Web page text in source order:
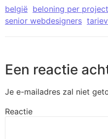
belgië beloning per project
senior webdesigners
Een reactie
Je e-mailadres zal niet
Reactie